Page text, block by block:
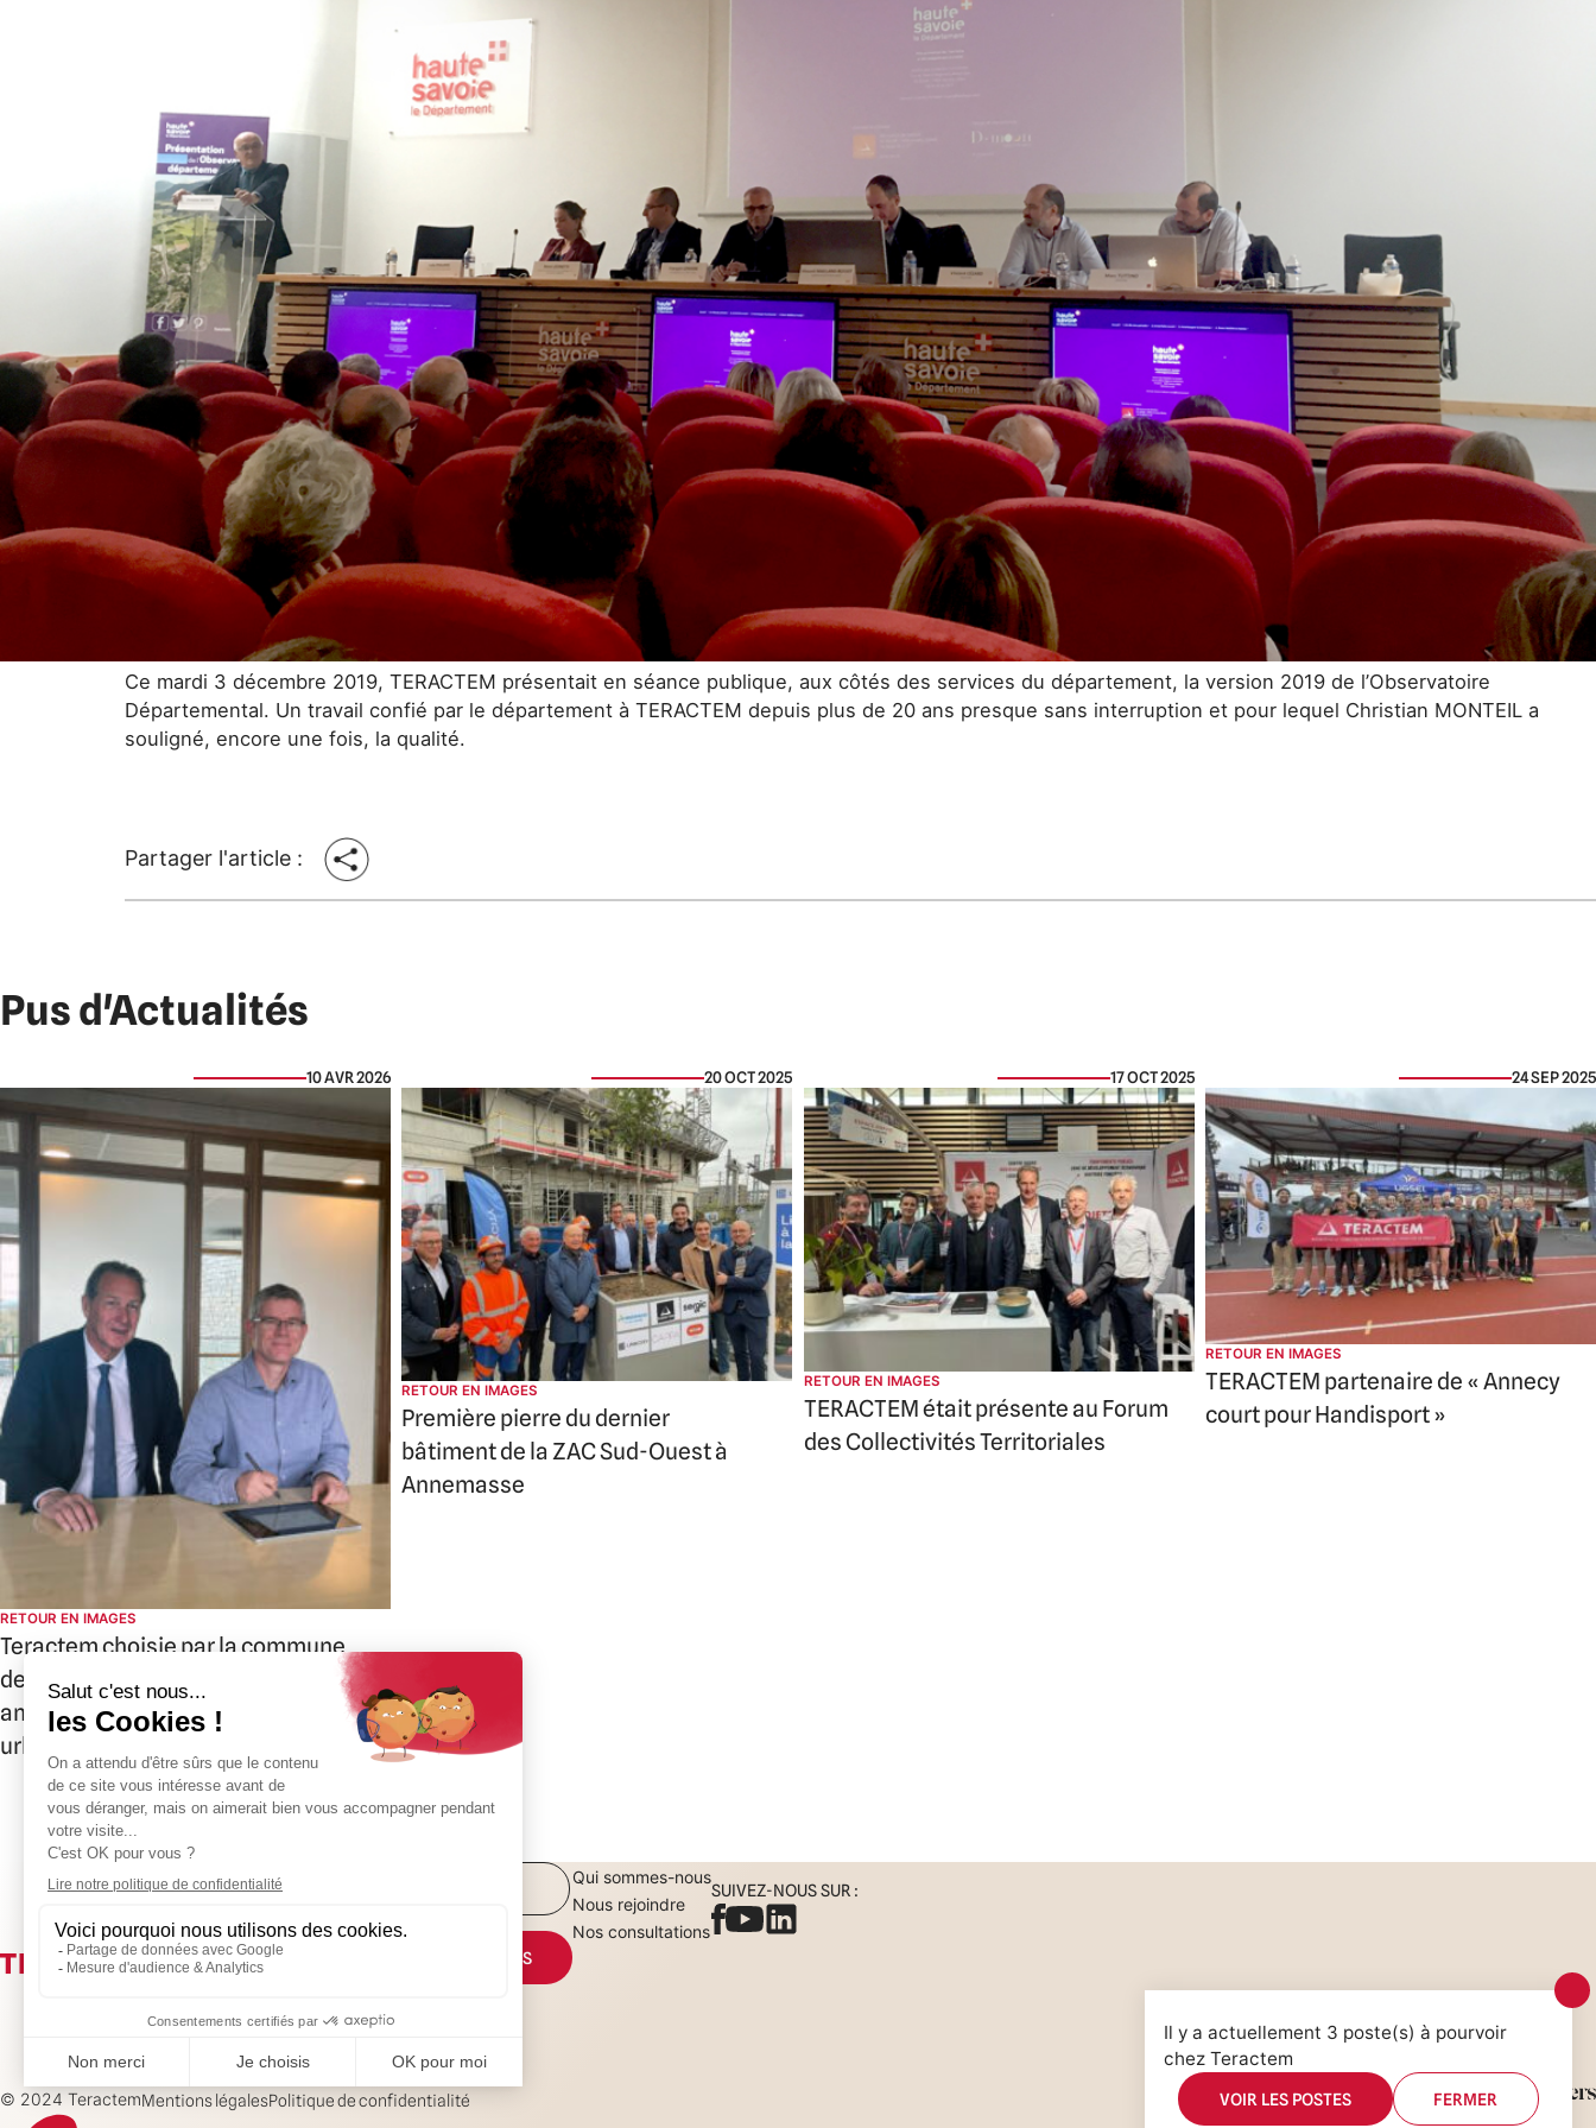
Ce mardi 3 décembre 2019, TERACTEM présentait en séance publique, aux côtés des services du département, la version 2019 de l’Observatoire
Départemental. Un travail confié par le département à TERACTEM depuis plus de 20 ans presque sans interruption et pour lequel Christian MONTEIL a
souligné, encore une fois, la qualité.
Partager l'article :
Pus d'Actualités
10 AVR 2026
RETOUR EN IMAGES
Teractem choisie par la commune
de Gaillard pour un projet
ambitieux de restructuration
urbaine
20 OCT 2025
RETOUR EN IMAGES
Première pierre du dernier
bâtiment de la ZAC Sud-Ouest à
Annemasse
17 OCT 2025
RETOUR EN IMAGES
TERACTEM était présente au Forum
des Collectivités Territoriales
24 SEP 2025
RETOUR EN IMAGES
TERACTEM partenaire de « Annecy
court pour Handisport »
Teractem
CS 40528
74014 ANNECY Cedex
+33(0)4 50 08 31
CONTACTEZ-NOUS
Qui sommes-nous
Nous rejoindre
Nos consultations
SUIVEZ-NOUS SUR :
© 2024 TeractemMentions légalesPolitique de confidentialité
Il y a actuellement 3 poste(s) à pourvoir
chez Teractem